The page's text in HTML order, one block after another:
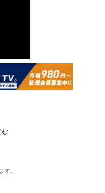
第一体育館
す。